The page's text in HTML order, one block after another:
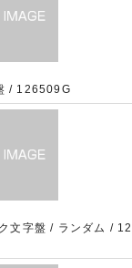
/ 126509G
文字盤 / ランダム /